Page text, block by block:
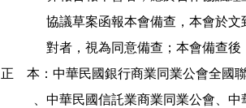
協議草案函報本會備查，本會
對者，視為同意備查；本會備
正    本：中華民國銀行商業同業公會全國
、中華民國信託業商業同業公會